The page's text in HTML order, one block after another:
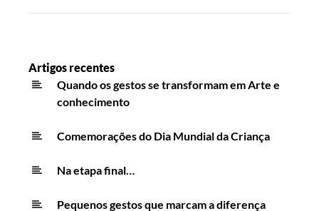
Artigos recentes
Quando os gestos se transformam em Arte e
conhecimento
Comemorações do Dia Mundial da Criança
Na etapa final…
Pequenos gestos que marcam a diferença